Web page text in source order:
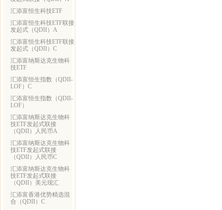
汇添富恒生科技ETF
汇添富恒生科技ETF联接
发起式（QDII）A
汇添富恒生科技ETF联接
发起式（QDII）C
汇添富纳斯达克生物科
技ETF
汇添富恒生指数（QDII-
LOF）C
汇添富恒生指数（QDII-
LOF）
汇添富纳斯达克生物科
技ETF发起式联接
（QDII）人民币A
汇添富纳斯达克生物科
技ETF发起式联接
（QDII）人民币C
汇添富纳斯达克生物科
技ETF发起式联接
（QDII）美元现汇
汇添富香港优势精选混
合（QDII）C